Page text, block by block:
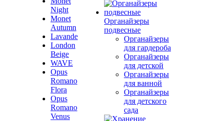
Night
Monet
Autumn
Lavande
London
Beige
WAVE
Opus
Romano
Flora
Opus
Romano
Venus
Органайзеры
подвесные
Органайзеры
для гардероба
Органайзеры
для детской
Органайзеры
для ванной
Органайзеры
для детского
сада